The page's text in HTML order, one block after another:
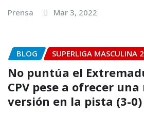
Prensa Mar 3, 2022
BLOG SUPERLIGA MASCULINA 2
No puntúa el
CPV pese a ofrecer
versión en la pista (3-0)